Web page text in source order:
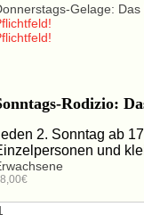
Gelage:
Rodizio:
2. Sonntag ab
und